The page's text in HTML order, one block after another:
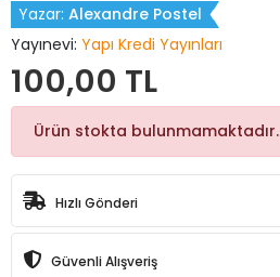
Yazar: Alexandre Postel
Yayınevi: Yapı Kredi Yayınları
100,00 TL
Ürün stokta bulunmamaktadır.
Hızlı Gönderi
Güvenli Alışveriş